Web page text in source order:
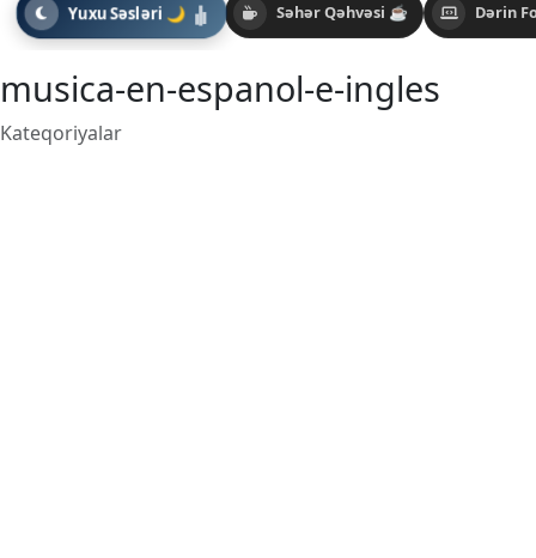
Səhər Qəhvəsi ☕ Dərin
Yuxu Səsləri 🌙
musica-en-espanol-e-ingles
Kateqoriyalar